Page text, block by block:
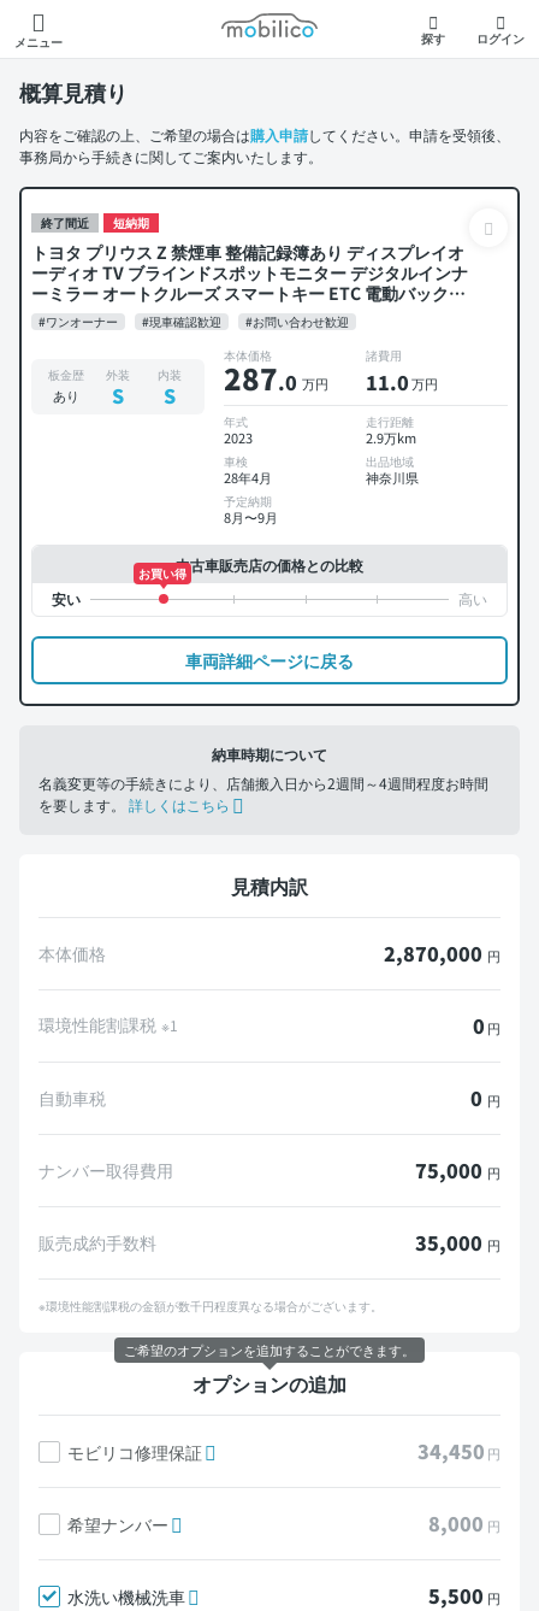
メニュー
モビリコ
探す ログイン
概算見積り
内容をご確認の上、ご希望の場合は購入申請してください。申請を受領後、
事務局から手続きに関してご案内いたします。
終了間近 短納期
トヨタ プリウス Z 禁煙車 整備記録簿あり ディスプレイオ
ーディオ TV ブラインドスポットモニター デジタルインナ
ーミラー オートクルーズ スマートキー ETC 電動バックド
ア バックモニター 全方位カメラ ドライブレコーダー 衝突
軽減
#ワンオーナー #現車確認歓迎 #お問い合わせ歓迎
板金歴
あり
外装
S
内装
S
本体価格
287.0 万円
諸費用
11.0万円
年式
2023
走行距離
2.9万km
車検
28年4月
出品地域
神奈川県
予定納期
8月〜9月
中古車販売店の価格との比較
お買い得
車両詳細ページに戻る
納車時期について
名義変更等の手続きにより、店舗搬入日から2週間～4週間程度お時間
を要します。 詳しくはこちら
見積内訳
本体価格 2,870,000 円
環境性能割課税 ※1 0 円
自動車税 0 円
ナンバー取得費用 75,000 円
販売成約手数料 35,000 円
※環境性能割課税の金額が数千円程度異なる場合がございます。
オプションの追加
モビリコ修理保証 34,450 円
希望ナンバー 8,000 円
水洗い機械洗車 5,500 円
ご希望のオプションを追加することができます。